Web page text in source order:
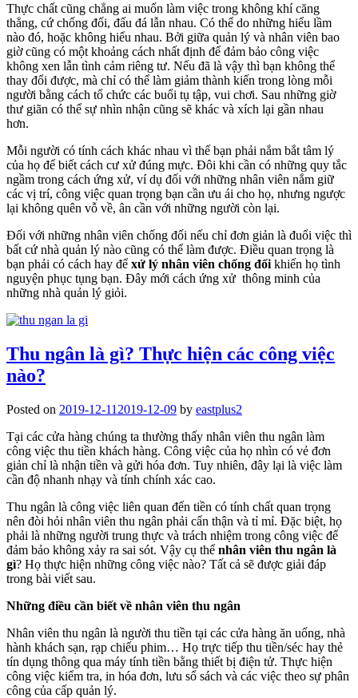
Thực chất cũng chẳng ai muốn làm việc trong không khí căng
thẳng, cứ chống đối, đấu đá lẫn nhau. Có thể do những hiểu lầm
nào đó, hoặc không hiểu nhau. Bởi giữa quản lý và nhân viên bao
giờ cũng có một khoảng cách nhất định để đảm bảo công việc
không xen lẫn tình cảm riêng tư. Nếu đã là vậy thì bạn không thể
thay đổi được, mà chỉ có thể làm giảm thành kiến trong lòng mỗi
người bằng cách tổ chức các buổi tụ tập, vui chơi. Sau những giờ
thư giãn có thể sự nhìn nhận cũng sẽ khác và xích lại gần nhau
hơn.
Mỗi người có tính cách khác nhau vì thế bạn phải nắm bắt tâm lý
của họ để biết cách cư xử đúng mực. Đôi khi cần có những quy tắc
ngầm trong cách ứng xử, ví dụ đối với những nhân viên nắm giữ
các vị trí, công việc quan trọng bạn cần ưu ái cho họ, nhưng ngược
lại không quên vỗ về, ân cần với những người còn lại.
Đối với những nhân viên chống đối nếu chỉ đơn giản là đuổi việc thì
bất cứ nhà quản lý nào cũng có thể làm được. Điều quan trọng là
bạn phải có cách hay để xử lý nhân viên chống đối khiến họ tình
nguyện phục tụng bạn. Đây mới cách ứng xử thông minh của
những nhà quản lý giỏi.
Thu ngân là gì? Thực hiện các công việc
nào?
Posted on 2019-12-11 2019-12-09 by eastplus2
Tại các cửa hàng chúng ta thường thấy nhân viên thu ngân làm
công việc thu tiền khách hàng. Công việc của họ nhìn có vẻ đơn
giản chỉ là nhận tiền và gửi hóa đơn. Tuy nhiên, đây lại là việc làm
cần độ nhanh nhạy và tính chính xác cao.
Thu ngân là công việc liên quan đến tiền có tính chất quan trọng
nên đòi hỏi nhân viên thu ngân phải cẩn thận và tỉ mỉ. Đặc biệt, họ
phải là những người trung thực và trách nhiệm trong công việc để
đảm bảo không xảy ra sai sót. Vậy cụ thể nhân viên thu ngân là
gì? Họ thực hiện những công việc nào? Tất cả sẽ được giải đáp
trong bài viết sau.
Những điều cần biết về nhân viên thu ngân
Nhân viên thu ngân là người thu tiền tại các cửa hàng ăn uống, nhà
hành khách sạn, rạp chiếu phim… Họ trực tiếp thu tiền/séc hay thẻ
tín dụng thông qua máy tính tiền bằng thiết bị điện tử. Thực hiện
công việc kiểm tra, in hóa đơn, lưu sổ sách và các việc theo sự phân
công của cấp quản lý.